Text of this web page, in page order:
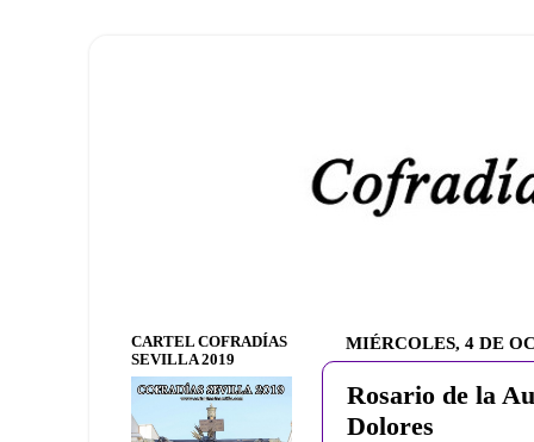
MIÉRCOLES, 4 DE
Rosario de la
Dolores
CARTEL COFRADÍAS
SEVILLA 2019